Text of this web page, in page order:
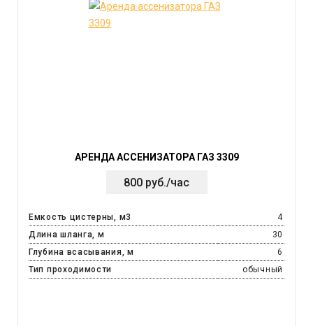
АРЕНДА АССЕНИЗАТОРА ГАЗ 3309
800 руб./час
Емкость цистерны, м3
4
Длина шланга, м
30
Глубина всасывания, м
6
Тип проходимости
обычный